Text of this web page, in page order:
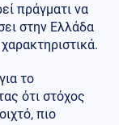
πράγματι να
στην Ελλάδα
το
ότι στόχος
πιο